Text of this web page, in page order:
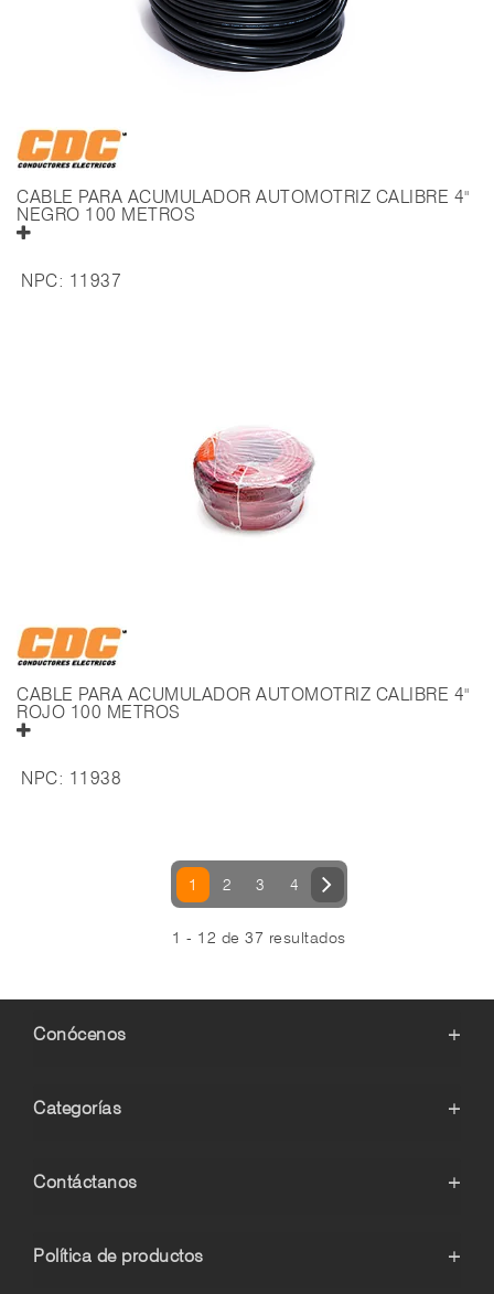
CABLE PARA ACUMULADOR AUTOMOTRIZ CALIBRE 4"
NEGRO 100 METROS
NPC: 11937
CABLE PARA ACUMULADOR AUTOMOTRIZ CALIBRE 4"
ROJO 100 METROS
NPC: 11938
1 2 3 4
1 - 12 de 37 resultados
Conócenos +
Categorías +
Contáctanos +
Política de productos +